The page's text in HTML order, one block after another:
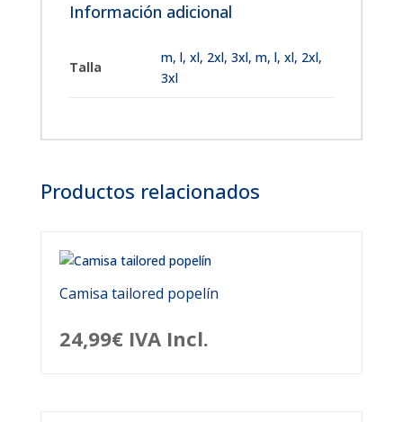
Información adicional
Talla
m, l, xl, 2xl, 3xl, m, l, xl, 2xl,
3xl
Productos relacionados
Camisa tailored popelín
24,99€ IVA Incl.